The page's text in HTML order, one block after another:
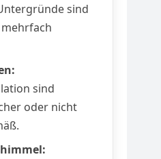
sind
sind
oder nicht